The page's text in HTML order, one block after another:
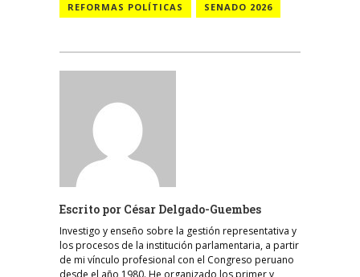
REFORMAS POLÍTICAS SENADO 2026
Escrito por César Delgado-Guembes
Investigo y enseño sobre la gestión representativa y
los procesos de la institución parlamentaria, a partir
de mi vínculo profesional con el Congreso peruano